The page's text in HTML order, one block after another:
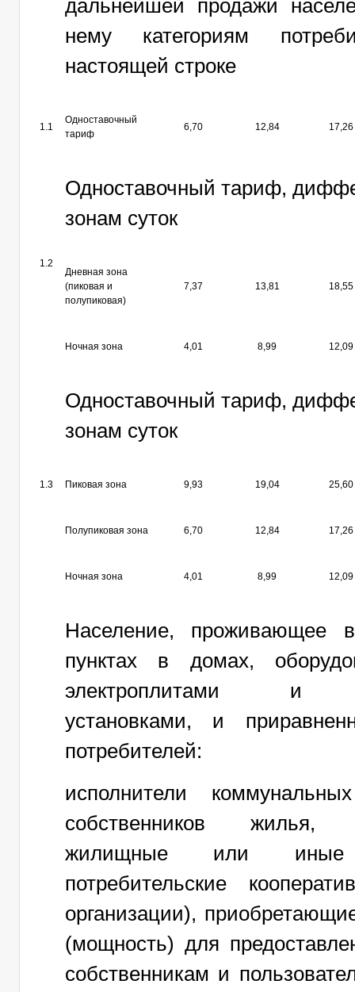
дальнейшей продажи
нему категориям
настоящей строке
1.1
Одноставочный
тариф
6,70 12,84 17,26
1.2
Одноставочный тариф,
зонам суток
Дневная зона
(пиковая и
полупиковая)
7,37 13,81 18,55
Ночная зона 4,01 8,99 12,09
1.3
Одноставочный тариф,
зонам суток
Пиковая зона 9,93 19,04 25,60
Полупиковая зона 6,70 12,84 17,26
Ночная зона 4,01 8,99 12,09
Население, проживающее
пунктах в домах,
электроплитами и
установками, и
потребителей:
исполнители
собственников жилья,
жилищные или иные
потребительские
организации),
(мощность) для
собственникам и